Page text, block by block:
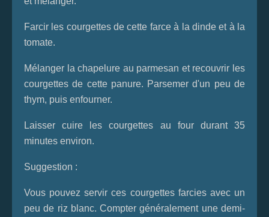
Farcir les courgettes de cette farce à la dinde et à la
tomate.
Mélanger la chapelure au parmesan et recouvrir les
courgettes de cette panure. Parsemer d'un peu de
thym, puis enfourner.
Laisser cuire lescourgettes au four durant 35
minutes environ.
Suggestion :
Vous pouvez servir ces courgettesfarcies avec un
peu de riz blanc. Compter généralement une demi-